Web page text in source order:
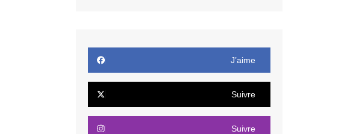
J’aime
Suivre
Suivre